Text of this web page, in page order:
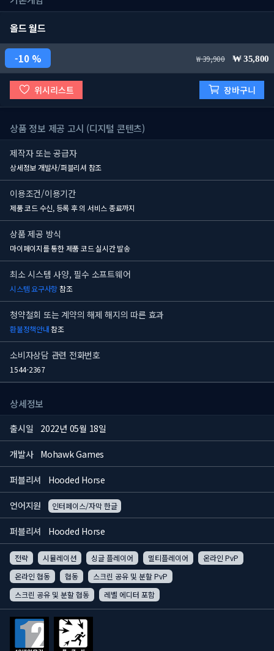
올드 월드
10 % 39,900 35,800
위시리스트 장바구니
상품 정보 제공 고시 (디지털 콘텐츠)
제작자 또는 공급자
상세정보 개발사/퍼블리셔 참조
이용조건/이용기간
제품 코드 수신, 등록 후의 서비스 종료까지
상품 제공 방식
마이페이지를 통한 제품 코드 실시간 발송
최소 시스템 사양, 필수 소프트웨어
시스템 요구사항참조
청약철회 또는 계약의 해제 해지의 따른 효과
환불정책안내참조
소비자상담 관련 전화번호
1544-2367
상세정보
출시일 2022년 05월 18일
개발사 Mohawk Games
퍼블리셔 Hooded Horse
언어지원 인터페이스/자막 한글
퍼블리셔 Hooded Horse
전략 시뮬레이션 싱글 플레이어 멀티플레이어
온라인 PvP
온라인 협동
협동
스크린 공유 및 분할 PvP
스크린 공유 및 분할 협동
레벨 에디터 포함